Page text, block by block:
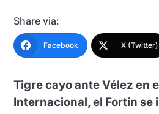
Share via:
Facebook X (Twitter)
Tigre cayo ante Vélez en
Internacional, el Fortín se